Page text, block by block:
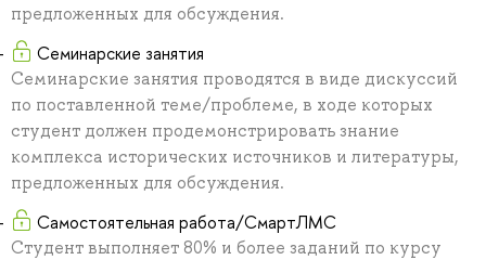
предложенных для обсуждения.
Семинарские занятия
Семинарские занятия проводятся в виде дискуссий
по поставленной теме/проблеме, в ходе которых
студент должен продемонстрировать знание
комплекса исторических источников и литературы,
предложенных для обсуждения.
Самостоятельная работа/СмартЛМС
Студент выполняет 80% и более заданий по курсу